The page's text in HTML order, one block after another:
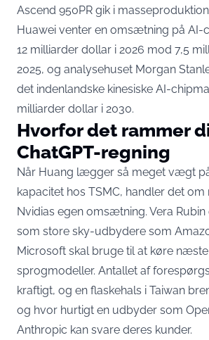
Ascend 950PR gik i
Huawei venter en omsætning på AI-
12 milliarder dollar i 2026 mod 7,5
2025, og analysehuset Morgan
det indenlandske kinesiske AI-
milliarder dollar i 2030.
Hvorfor det rammer
ChatGPT-regning
Når Huang lægger så meget vægt
kapacitet hos TSMC, handler det om
Nvidias egen omsætning. Vera
som store sky-udbydere som
Microsoft skal bruge til at køre
sprogmodeller. Antallet af
kraftigt, og en flaskehals i Taiwan
og hvor hurtigt en udbyder som
Anthropic kan svare deres kunder.